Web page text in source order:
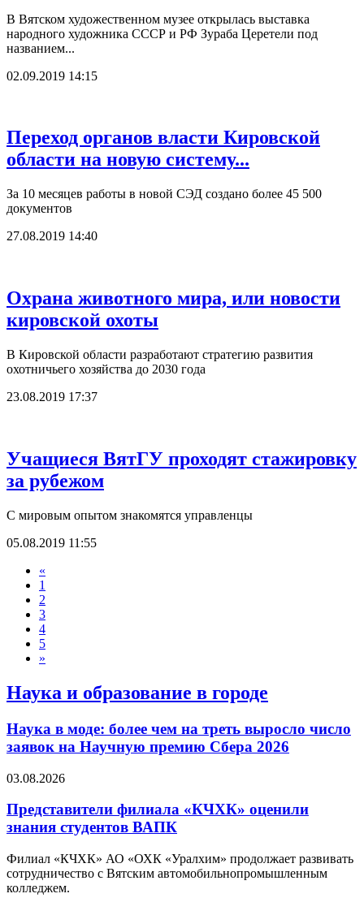
В Вятском художественном музее открылась выставка
народного художника СССР и РФ Зураба Церетели под
названием...
02.09.2019 14:15
Переход органов власти Кировской
области на новую систему...
За 10 месяцев работы в новой СЭД создано более 45 500
документов
27.08.2019 14:40
Охрана животного мира, или новости
кировской охоты
В Кировской области разработают стратегию развития
охотничьего хозяйства до 2030 года
23.08.2019 17:37
Учащиеся ВятГУ проходят стажировку
за рубежом
С мировым опытом знакомятся управленцы
05.08.2019 11:55
«
1
2
3
4
5
»
Наука и образование в городе
Наука в моде: более чем на треть выросло число
заявок на Научную премию Сбера 2026
03.08.2026
Представители филиала «КЧХК» оценили
знания студентов ВАПК
Филиал «КЧХК» АО «ОХК «Уралхим» продолжает развивать
сотрудничество с Вятским автомобильнопромышленным
колледжем.